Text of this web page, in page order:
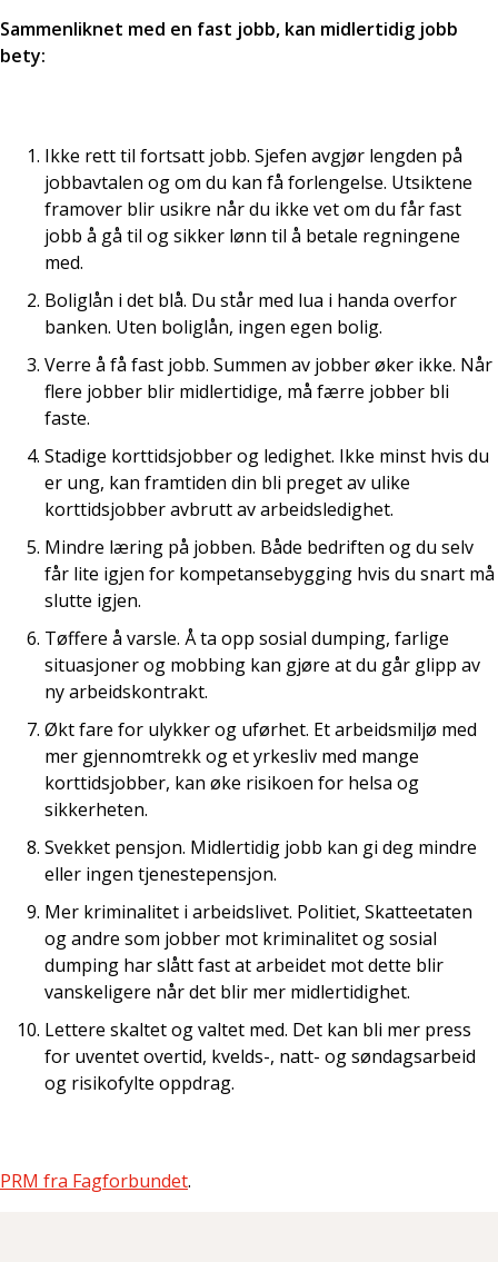
Sammenliknet med en fast jobb, kan midlertidig jobb
bety:
Ikke rett til fortsatt jobb. Sjefen avgjør lengden på
jobbavtalen og om du kan få forlengelse. Utsiktene
framover blir usikre når du ikke vet om du får fast
jobb å gå til og sikker lønn til å betale regningene
med.
Boliglån i det blå. Du står med lua i handa overfor
banken. Uten boliglån, ingen egen bolig.
Verre å få fast jobb. Summen av jobber øker ikke. Når
flere jobber blir midlertidige, må færre jobber bli
faste.
Stadige korttidsjobber og ledighet. Ikke minst hvis du
er ung, kan framtiden din bli preget av ulike
korttidsjobber avbrutt av arbeidsledighet.
Mindre læring på jobben. Både bedriften og du selv
får lite igjen for kompetansebygging hvis du snart må
slutte igjen.
Tøffere å varsle. Å ta opp sosial dumping, farlige
situasjoner og mobbing kan gjøre at du går glipp av
ny arbeidskontrakt.
Økt fare for ulykker og uførhet. Et arbeidsmiljø med
mer gjennomtrekk og et yrkesliv med mange
korttidsjobber, kan øke risikoen for helsa og
sikkerheten.
Svekket pensjon. Midlertidig jobb kan gi deg mindre
eller ingen tjenestepensjon.
Mer kriminalitet i arbeidslivet. Politiet, Skatteetaten
og andre som jobber mot kriminalitet og sosial
dumping har slått fast at arbeidet mot dette blir
vanskeligere når det blir mer midlertidighet.
Lettere skaltet og valtet med. Det kan bli mer press
for uventet overtid, kvelds-, natt- og søndagsarbeid
og risikofylte oppdrag.
PRM fra Fagforbundet.